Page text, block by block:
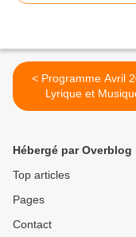
< Programme Avril 2026
Lyrique et
(Télévision &
Hébergé par Overblog
Top articles
Pages
Contact